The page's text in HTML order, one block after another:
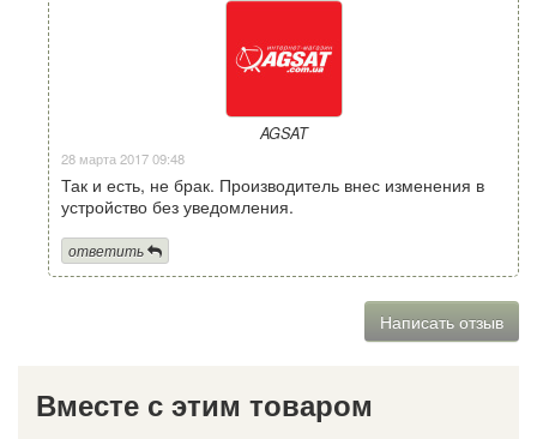
AGSAT
28 марта 2017 09:48
Так и есть, не брак. Производитель внес изменения в
устройство без уведомления.
ответить
Написать отзыв
Вместе с этим товаром